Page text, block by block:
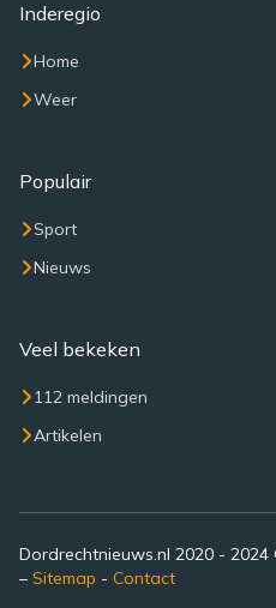
Inderegio
Home
Weer
Populair
Sport
Nieuws
Veel bekeken
112 meldingen
Artikelen
Dordrechtnieuws.nl 2020 -
– Sitemap - Contact